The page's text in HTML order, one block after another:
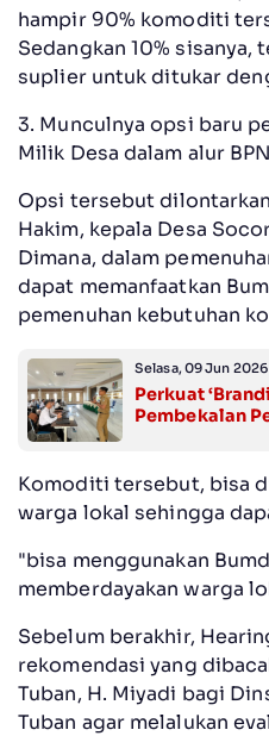
hampir 90% komoditi
Sedangkan 10% sisanya,
suplier untuk ditukar
3. Munculnya opsi baru
Milik Desa dalam alur
Opsi tersebut
Hakim, kepala Desa
Dimana, dalam
dapat memanfaatkan
pemenuhan kebutuhan
Selasa, 09 Jun
Perkuat
Pembekalan
Komoditi tersebut, bisa
warga lokal sehingga
"bisa menggunakan
memberdayakan warga
Sebelum berakhir,
rekomendasi yang
Tuban, H. Miyadi bagi
Tuban agar melalukan